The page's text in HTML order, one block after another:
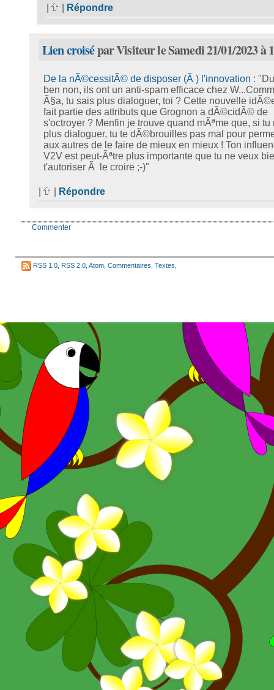
Répondre
Lien croisépar Visiteur le Samedi 21/01/2023 à
De la nÃ©cessitÃ© de disposer (Ã ) l'innovation :
ben non, ils ont un anti-spam efficace chez
Ã§a, tu sais plus dialoguer, toi ? Cette nouvelle
fait partie des attributs que Grognon a dÃ©cidÃ© de
s'octroyer ? Menfin je trouve quand mÃªme que, si tu
plus dialoguer, tu te dÃ©brouilles pas mal pour
aux autres de le faire de mieux en mieux ! Ton
V2V est peut-Ãªtre plus importante que tu ne veux
t'autoriser Ã le croire ;-)"
Répondre
Commenter
RSS 1.0 RSS 2.0 Atom Commentaires Textes